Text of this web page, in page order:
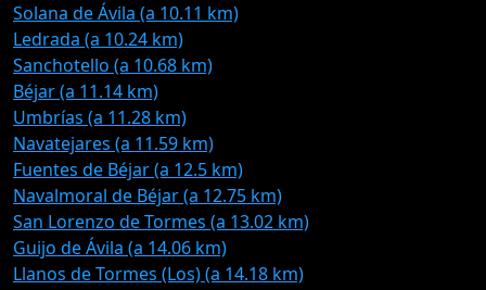
Solana de Ávila (a 10.11 km)
Ledrada (a 10.24 km)
Sanchotello (a 10.68 km)
Béjar (a 11.14 km)
Umbrías (a 11.28 km)
Navatejares (a 11.59 km)
Fuentes de Béjar (a 12.5 km)
Navalmoral de Béjar (a 12.75 km)
San Lorenzo de Tormes (a 13.02 km)
Guijo de Ávila (a 14.06 km)
Llanos de Tormes (Los) (a 14.18 km)